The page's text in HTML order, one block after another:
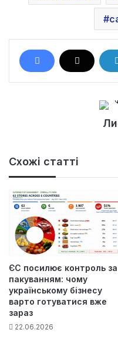
Схожі статті
ЄС посилює контроль за
пакуванням: чому
українському бізнесу
варто готуватися вже
зараз
22.06.2026